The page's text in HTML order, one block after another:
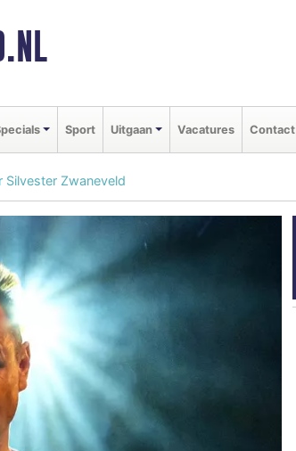
Sport Uitgaan Vacatures Contact
Zwaneveld